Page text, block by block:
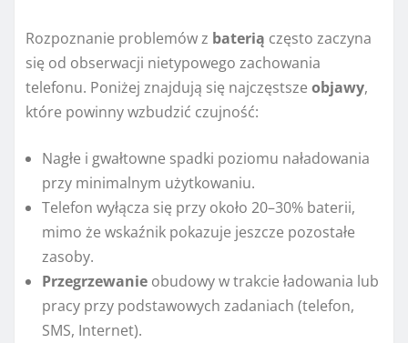
Rozpoznanie problemów z baterią często zaczyna
się od obserwacji nietypowego zachowania
telefonu. Poniżej znajdują się najczęstsze objawy,
które powinny wzbudzić czujność:
Nagłe i gwałtowne spadki poziomu naładowania
przy minimalnym użytkowaniu.
Telefon wyłącza się przy około 20–30% baterii,
mimo że wskaźnik pokazuje jeszcze pozostałe
zasoby.
Przegrzewanie obudowy w trakcie ładowania lub
pracy przy podstawowych zadaniach (telefon,
SMS, Internet).